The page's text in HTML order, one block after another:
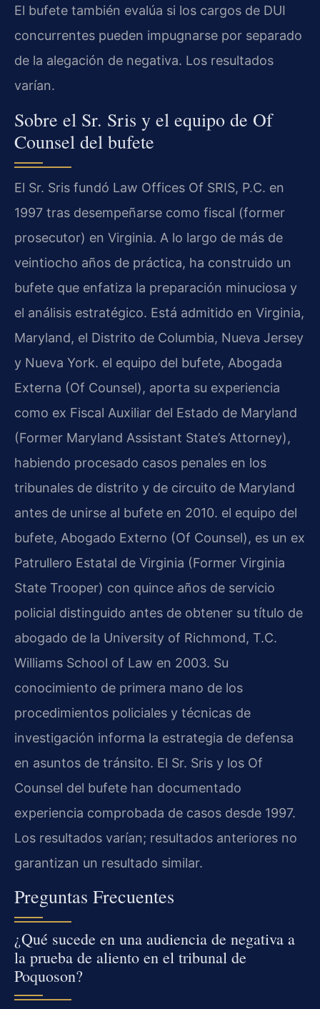
El bufete también evalúa si los cargos de DUI
concurrentes pueden impugnarse por separado
de la alegación de negativa. Los resultados
varían.
Sobre el Sr. Sris y el equipo de Of
Counsel del bufete
El Sr. Sris fundó Law Offices Of SRIS, P.C. en
1997 tras desempeñarse como fiscal (former
prosecutor) en Virginia. A lo largo de más de
veintiocho años de práctica, ha construido un
bufete que enfatiza la preparación minuciosa y
el análisis estratégico. Está admitido en Virginia,
Maryland, el Distrito de Columbia, Nueva Jersey
y Nueva York. el equipo del bufete, Abogada
Externa (Of Counsel), aporta su experiencia
como ex Fiscal Auxiliar del Estado de Maryland
(Former Maryland Assistant State’s Attorney),
habiendo procesado casos penales en los
tribunales de distrito y de circuito de Maryland
antes de unirse al bufete en 2010. el equipo del
bufete, Abogado Externo (Of Counsel), es un ex
Patrullero Estatal de Virginia (Former Virginia
State Trooper) con quince años de servicio
policial distinguido antes de obtener su título de
abogado de la University of Richmond, T.C.
Williams School of Law en 2003. Su
conocimiento de primera mano de los
procedimientos policiales y técnicas de
investigación informa la estrategia de defensa
en asuntos de tránsito. El Sr. Sris y los Of
Counsel del bufete han documentado
experiencia comprobada de casos desde 1997.
Los resultados varían; resultados anteriores no
garantizan un resultado similar.
Preguntas Frecuentes
¿Qué sucede en una audiencia de negativa a
la prueba de aliento en el tribunal de
Poquoson?